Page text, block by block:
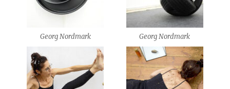
Georg Nordmark Georg Nordmark